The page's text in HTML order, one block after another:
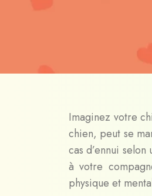
Imaginez votre
chien, peut se
cas d’ennui
à votre
physique et